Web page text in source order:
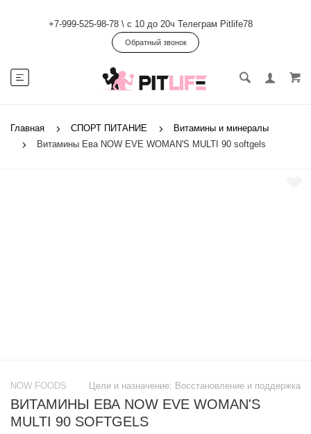
+7-999-525-98-78 \ с 10 до 20ч Телеграм Pitlife78
Обратный звонок
Главная СПОРТ ПИТАНИЕ
Витамины и минералы
Витамины Ева NOW EVE WOMAN'S MULTI 90 softgels
Цели и назначение: Восстановление и поддержка
NOW FOODS
ВИТАМИНЫ ЕВА NOW EVE WOMAN'S
MULTI 90 SOFTGELS